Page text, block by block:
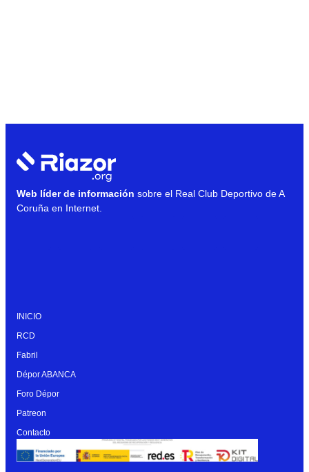
Web líder de información sobre el Real Club Deportivo de A
Coruña en Internet.
INICIO
RCD
Fabril
Dépor ABANCA
Foro Dépor
Patreon
Contacto